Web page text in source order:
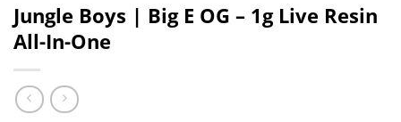
Jungle Boys | Big E OG – 1g Live Resin
All-In-One